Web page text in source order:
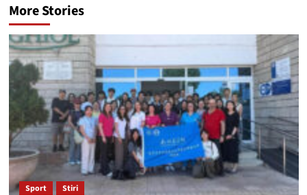
More Stories
Sport Stiri